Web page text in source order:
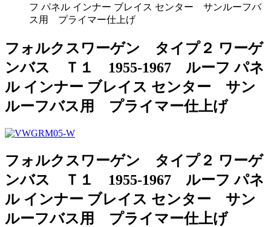
フ パネル インナー ブレイス センター サンルーフバ
ス用 プライマー仕上げ
フォルクスワーゲン タイプ２ ワーゲ
ンバス Ｔ１ 1955-1967 ルーフ パネ
ル インナー ブレイス センター サン
ルーフバス用 プライマー仕上げ
フォルクスワーゲン タイプ２ ワーゲ
ンバス Ｔ１ 1955-1967 ルーフ パネ
ル インナー ブレイス センター サン
ルーフバス用 プライマー仕上げ